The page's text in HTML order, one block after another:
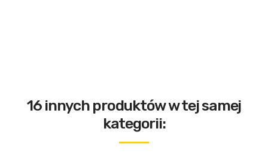
16 innych produktów w tej samej
kategorii: